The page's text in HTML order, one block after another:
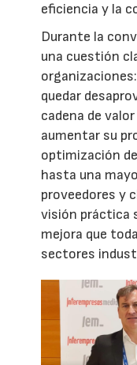
eficiencia y la
Durante la
una cuestión
quedar
cadena de
aumentar su
optimización
hasta una
proveedores y
visión práctica
mejora que
sectores